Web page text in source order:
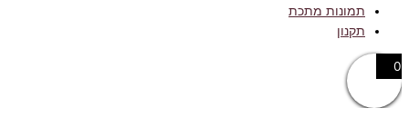
תמונות מתכת
תקנון